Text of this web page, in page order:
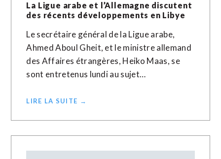
La Ligue arabe et l’Allemagne discutent
des récents développements en Libye
Le secrétaire général de la Ligue arabe,
Ahmed Aboul Gheit, et le ministre allemand
des Affaires étrangères, Heiko Maas, se
sont entretenus lundi au sujet…
LIRE LA SUITE →